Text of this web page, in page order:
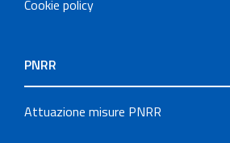
Cookie policy
PNRR
Attuazione misure PNRR